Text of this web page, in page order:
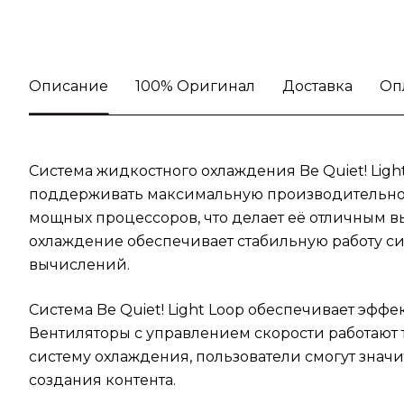
Описание 100% Оригинал Доставка
Система жидкостного охлаждения Be Quiet!
поддерживать максимальную
мощных процессоров, что делает её отличным
охлаждение обеспечивает стабильную работу
вычислений.
Система Be Quiet! Light Loop обеспечивает
Вентиляторы с управлением скорости
систему охлаждения, пользователи смогут
создания контента.